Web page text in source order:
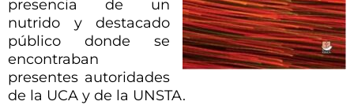
presencia de un
nutrido y destacado
público donde se
encontraban
presentes autoridades
de la UCA y de la UNSTA.